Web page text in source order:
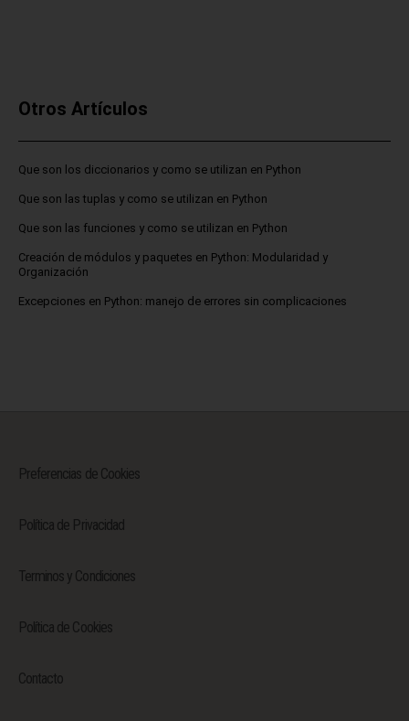
Otros Artículos
Que son los diccionarios y como se utilizan en Python
Que son las tuplas y como se utilizan en Python
Que son las funciones y como se utilizan en Python
Creación de módulos y paquetes en Python: Modularidad y
Organización
Excepciones en Python: manejo de errores sin complicaciones
Preferencias de Cookies
Política de Privacidad
Terminos y Condiciones
Política de Cookies
Contacto